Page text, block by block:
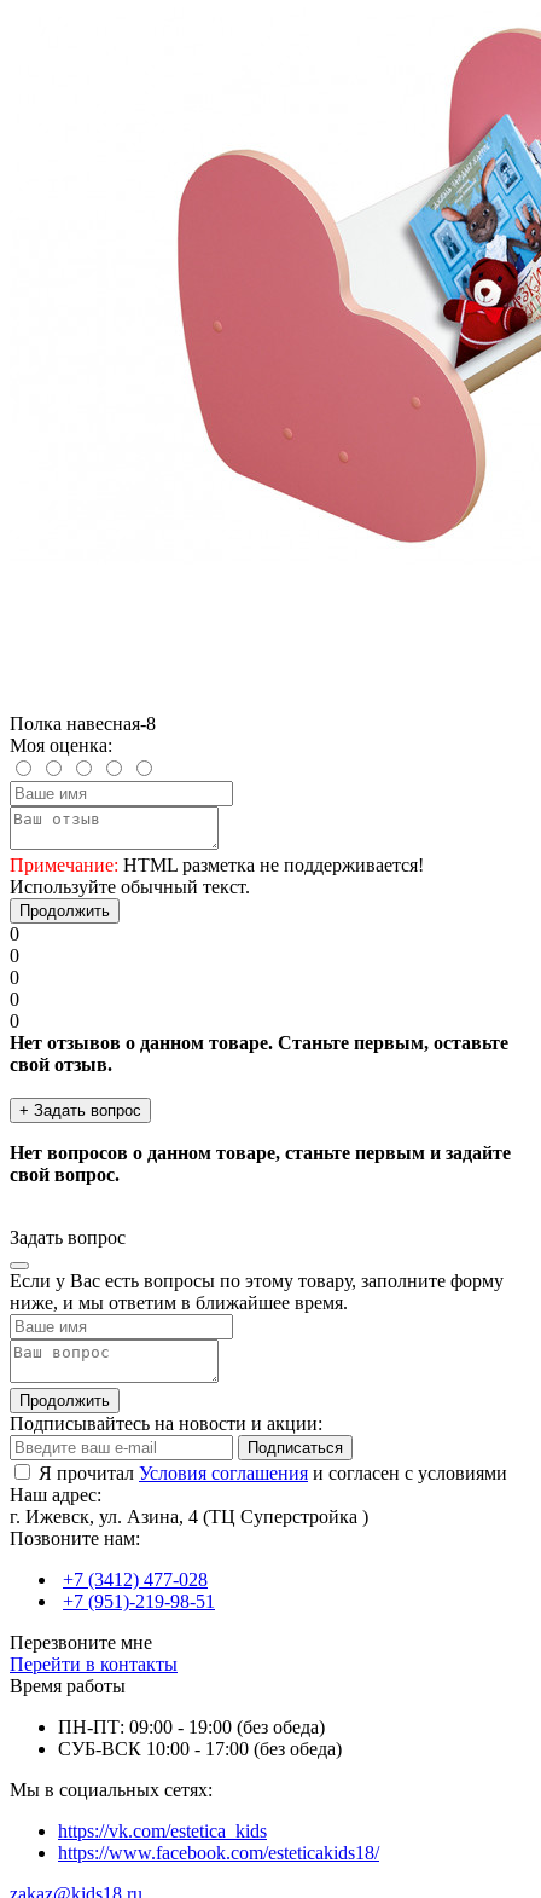
Полка навесная-8
Моя оценка:
Примечание: HTML разметка не поддерживается!
Используйте обычный текст.
Продолжить
0
0
0
0
0
Нет отзывов о данном товаре. Станьте первым, оставьте
свой отзыв.
+ Задать вопрос
Нет вопросов о данном товаре, станьте первым и задайте
свой вопрос.
Задать вопрос
Если у Вас есть вопросы по этому товару, заполните форму
ниже, и мы ответим в ближайшее время.
Продолжить
Подписывайтесь на новости и акции:
Подписаться
Я прочитал Условия соглашения и согласен с условиями
Наш адрес:
г. Ижевск, ул. Азина, 4 (ТЦ Суперстройка )
Позвоните нам:
+7 (3412) 477-028
+7 (951)-219-98-51
Перезвоните мне
Перейти в контакты
Время работы
ПН-ПТ: 09:00 - 19:00 (без обеда)
СУБ-ВСК 10:00 - 17:00 (без обеда)
Мы в социальных сетях:
https://vk.com/estetica_kids
https://www.facebook.com/esteticakids18/
zakaz@kids18.ru